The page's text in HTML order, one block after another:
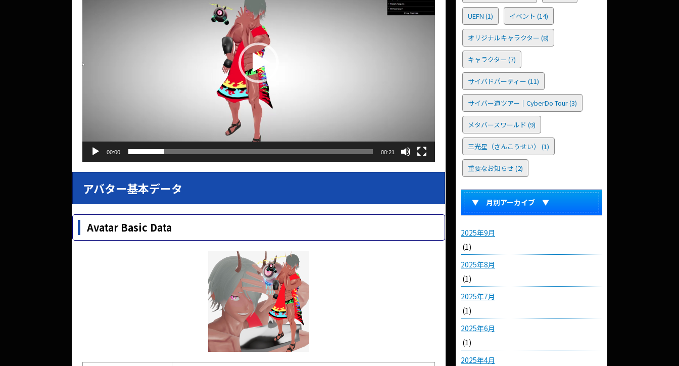
00:00 00:21
アバター基本データ
Avatar Basic Data
UEFN (1) イベント (14)
オリジナルキャラクター (8)
キャラクター (7)
サイバドパーティー (11)
サイバー道ツアー｜CyberDo Tour(3)
メタバースワールド (9)
三光星（さんこうせい） (1)
重要なお知らせ (2)
▼ 月別アーカイブ ▼
2025年9月
(1)
2025年8月
(1)
2025年7月
(1)
2025年6月
(1)
2025年4月